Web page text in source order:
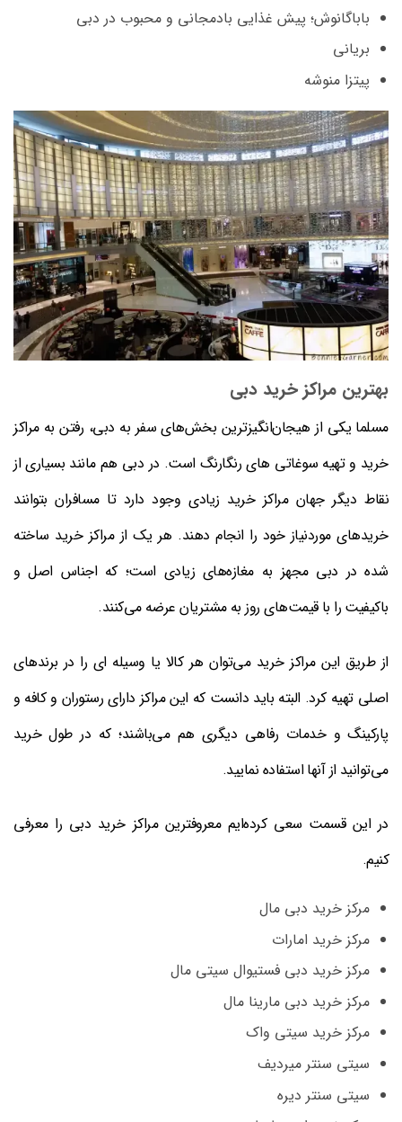
باباگانوش؛ پیش غذایی بادمجانی و محبوب در دبی
بریانی
پیتزا منوشه
بهترین مراکز خرید دبی
مسلما یکی از هیجان‌انگیزترین بخش‌های سفر به دبی، رفتن به مراکز
خرید و تهیه سوغاتی های رنگارنگ است. در دبی هم مانند بسیاری از
نقاط دیگر جهان مراکز خرید زیادی وجود دارد تا مسافران بتوانند
خریدهای موردنياز خود را انجام دهند. هر یک از مراکز خرید ساخته
شده در دبی مجهز به مغازه‌های زیادی است؛ که اجناس اصل و
باکیفیت را با قیمت‌های روز به مشتریان عرضه می‌کنند.
از طریق این مراکز خرید می‌توان هر کالا یا وسیله ای را در برندهای
اصلی تهیه کرد. البته باید دانست که این مراکز دارای رستوران و کافه و
پارکينگ و خدمات رفاهی دیگری هم می‌باشند؛ که در طول خرید
می‌توانید از آنها استفاده نمایید.
در این قسمت سعی کرده‌ایم معروفترين مراکز خرید دبی را معرفی
کنیم.
مرکز خرید دبی مال
مرکز خرید امارات
مرکز خرید دبی فستیوال سیتی مال
مرکز خرید دبی مارینا مال
مرکز خرید سیتی واک
سیتی سنتر میردیف
سیتی سنتر دیره